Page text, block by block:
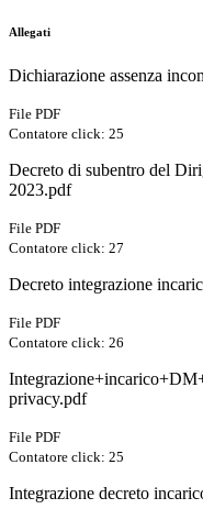
Allegati
Dichiarazione assenza
File PDF
Contatore click: 25
Decreto di subentro del
2023.pdf
File PDF
Contatore click: 27
Decreto integrazione
File PDF
Contatore click: 26
privacy.pdf
File PDF
Contatore click: 25
Integrazione decreto